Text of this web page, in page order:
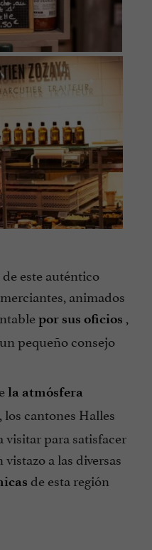
este auténtico
animados
por sus oficios ,
pequeño consejo
la atmósfera
, los cantones Halles
visitar para satisfacer
a las diversas
de esta región